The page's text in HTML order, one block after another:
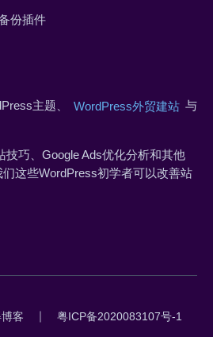
份插件
主题、 WordPress外贸建站 与
技巧、Google Ads优化分析和其他
们这些WordPress初学者可以改善站
客 ｜ 粤ICP备2020083107号-1